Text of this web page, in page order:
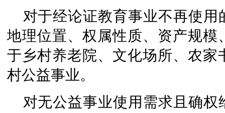
对于经论证教育事业不再使
地理位置、权属性质、资产规
于乡村养老院、文化场所、农
村公益事业。
对无公益事业使用需求且确